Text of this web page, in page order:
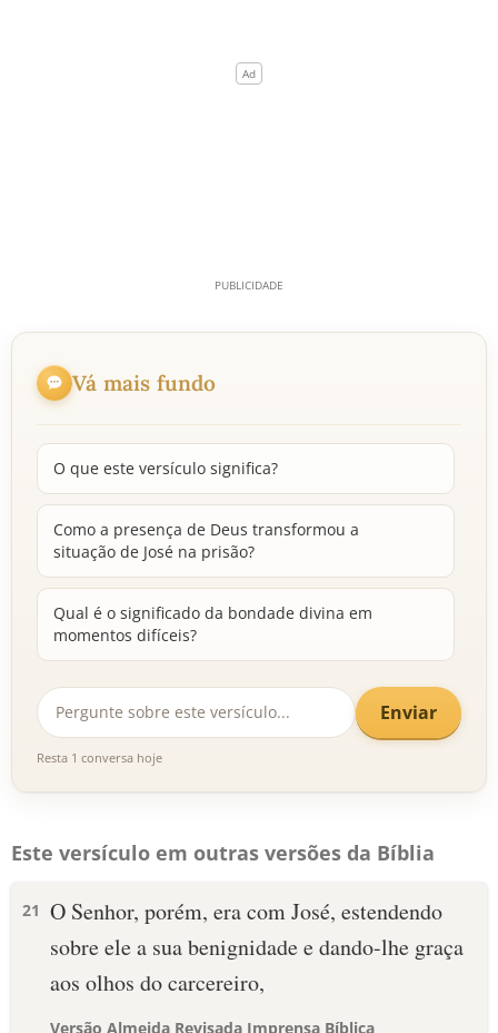
Vá mais fundo
O que este versículo significa?
Como a presença de Deus transformou a
situação de José na prisão?
Qual é o significado da bondade divina em
momentos difíceis?
Enviar
Resta 1 conversa hoje
Este versículo em outras versões da Bíblia
21 O Senhor, porém, era com José, estendendo
sobre ele a sua benignidade e dando-lhe graça
aos olhos do carcereiro,
Versão Almeida Revisada Imprensa Bíblica